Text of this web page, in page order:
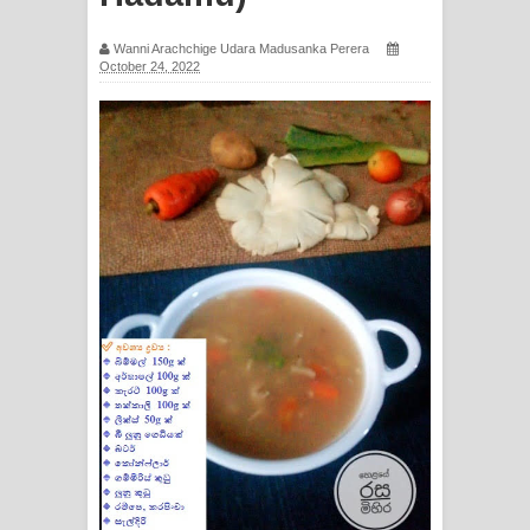
Ma Igili Giya Lyrics - මා ඉගිලී ගියා
ගීතයේ පද පෙළ
Ras Balan Song Lyrics - රැස් බලන්
ගීතයේ පද පෙළ
Hoda sihiyen Song Lyrics - හොද
සිහියෙන් ගීතයේ පද පෙළ
Awanken Song Lyrics - අවංකෙන්
ගීතයේ පද පෙළ
Pa Sina Song Lyrics - පෑ සිනා ගීතයේ
Wanni Arachchige Udara Madusanka Perera
October 24, 2022